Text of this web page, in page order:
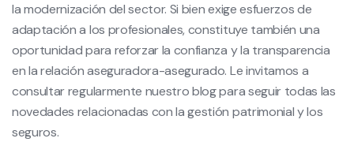
la modernización del sector. Si bien exige esfuerzos de
adaptación a los profesionales, constituye también una
oportunidad para reforzar la confianza y la transparencia
en la relación aseguradora-asegurado. Le invitamos a
consultar regularmente nuestro blog para seguir todas las
novedades relacionadas con la gestión patrimonial y los
seguros.